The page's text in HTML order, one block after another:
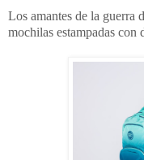
Los amantes de la guerra
mochilas estampadas con